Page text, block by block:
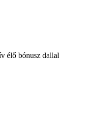
élő bónusz dallal